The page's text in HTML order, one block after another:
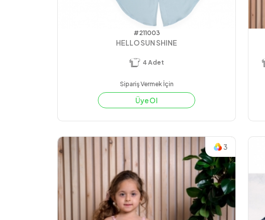
#211003
HELLO SUN SHINE
4 Adet
Sipariş Vermek İçin
Üye Ol
3